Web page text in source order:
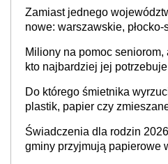
Zamiast jednego
nowe: warszawskie,
stołecznych
Miliony na pomoc
kto najbardziej jej
Do którego śmietnika
plastik, papier czy
Świadczenia dla rodzin
gminy przyjmują papierowe